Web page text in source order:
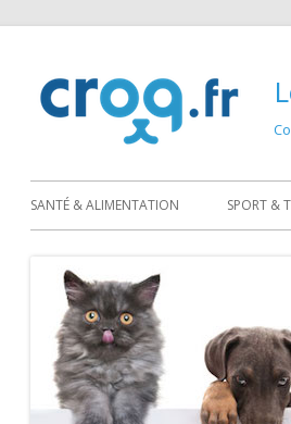
SANTÉ & ALIMENTATION SPORT &